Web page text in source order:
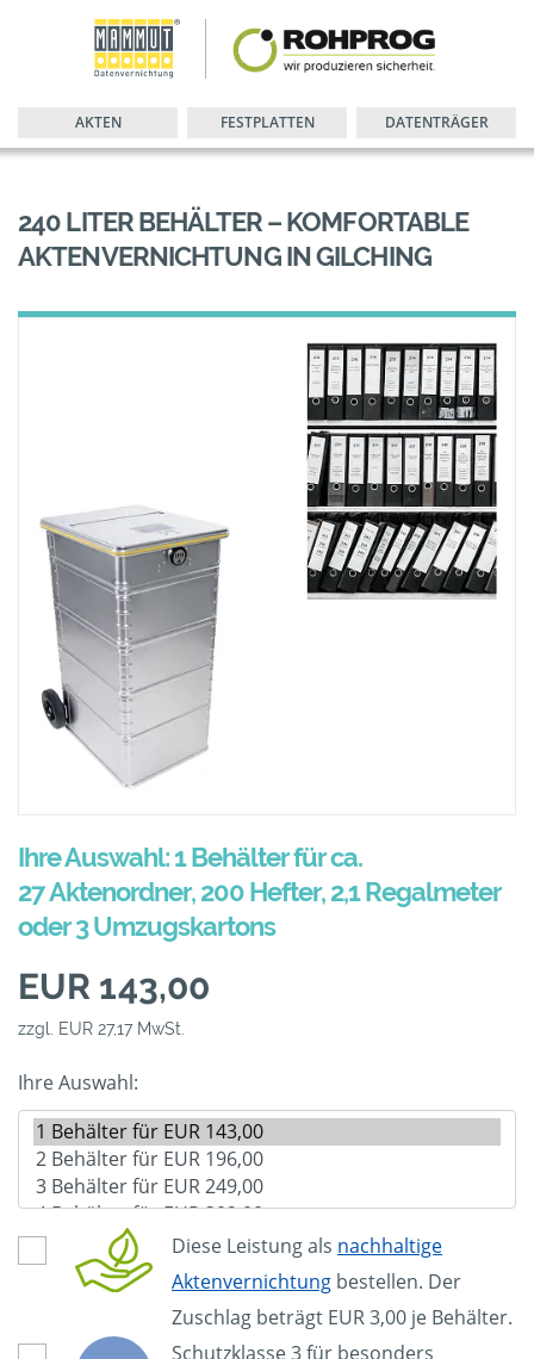
AKTEN FESTPLATTEN DATENTRÄGER
240 LITER BEHÄLTER – KOMFORTABLE
AKTENVERNICHTUNG IN GILCHING
Ihre Auswahl: 1 Behälter für ca.
27 Aktenordner, 200 Hefter, 2,1 Regalmeter
oder 3 Umzugskartons
EUR 143,00
zzgl. EUR 27,17 MwSt.
Ihre Auswahl:
Diese Leistung als nachhaltige
Aktenvernichtung bestellen. Der
Zuschlag beträgt EUR 3,00 je Behälter.
Schutzklasse 3 für besonders